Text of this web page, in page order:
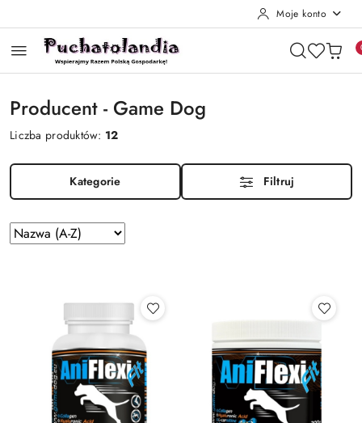
Moje konto
Producent - Game Dog
Liczba produktów: 12
Kategorie Filtruj
Zastosowano
sortowanie:
Sortuj
według